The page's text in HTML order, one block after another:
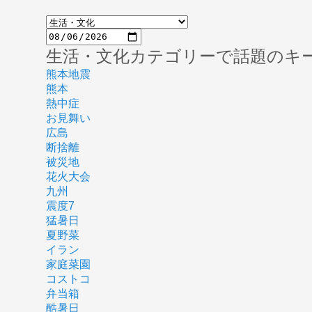
生活・文化カテゴリーで話題のキ
熊本地震
熊本
熱中症
お見舞い
広島
断捨離
被災地
花火大会
九州
震度7
猛暑日
夏野菜
イラン
家庭菜園
コストコ
弁当箱
酷暑日